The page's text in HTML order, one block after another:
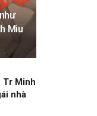
Miu
Tr Minh
nhà